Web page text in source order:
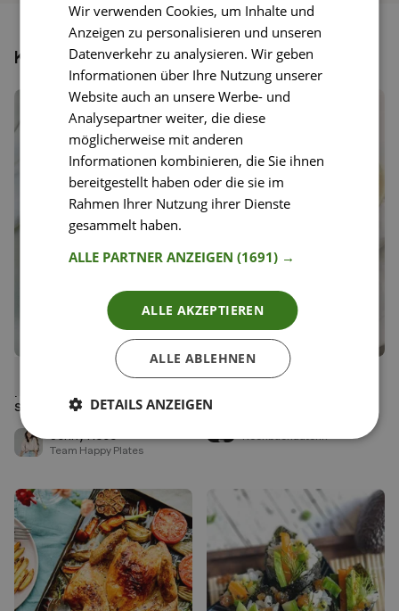
Könnte dir auch gefallen
Luftige Spinatnockerl mit
Schmortomaten
Team Happy Plates
52
Süßkartoffel mit
Kochbuchautorin
Wir verwenden Cookies, um Inhalte und
Anzeigen zu personalisieren und unseren
Datenverkehr zu analysieren. Wir geben
Informationen über Ihre Nutzung unserer
Website auch an unsere Werbe- und
Analysepartner weiter, die diese
möglicherweise mit anderen
Informationen kombinieren, die Sie ihnen
bereitgestellt haben oder die sie im
Rahmen Ihrer Nutzung ihrer Dienste
gesammelt haben.
ALLE PARTNER ANZEIGEN(1691) →
ALLE AKZEPTIEREN
ALLE ABLEHNEN
DETAILS ANZEIGEN